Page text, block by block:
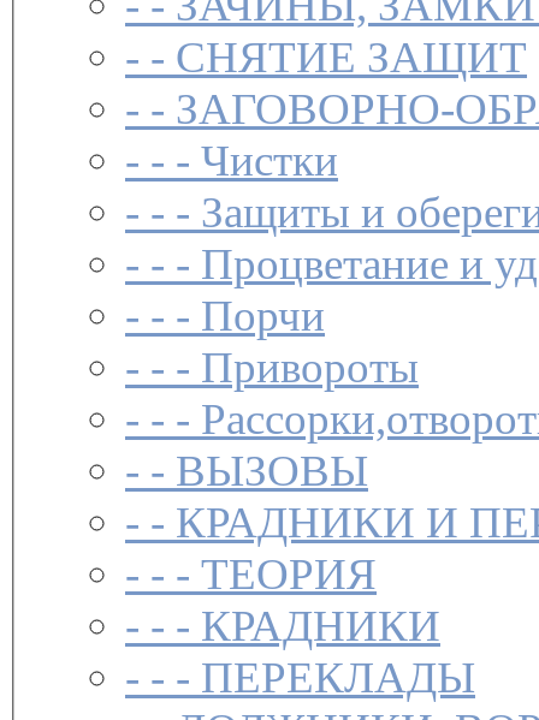
- - СНЯТИЕ ЗАЩИТ
- - ЗАГОВОР­НО-
- - - Чистки­
- - - Защиты и
- - - Процветание и
- - - Порчи
- - - Привороты
- - -
- - ВЫЗОВЫ
- - КРАДНИКИ И
- - - ТЕОРИЯ
- - - КРАДНИКИ
- - - ПЕРЕКЛАДЫ